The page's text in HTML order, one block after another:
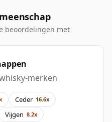
beoordelingen met
merken
Ceder 16.6x
Vijgen 8.2x